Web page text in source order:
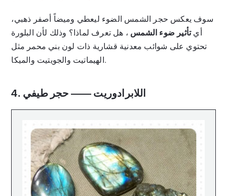
سوف يعكس حجر الشمس الضوء ليعطي وميضاً أصفر ذهبي،
أيتأثير ضوء الشمس ، هل تعرف لماذا؟ وذلك لأن البلورة
تحتوي على شوائب معدنية قشارية ذات لون بني محمر مثل
الهيماتيت والجويتيت والميكا.
4. اللابرادوريت —— حجر طيفي